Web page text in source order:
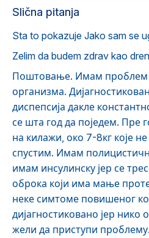
Slična pitanja
Sta to pokazuje Jako sam se
Zelim da budem zdrav kao dren
Поштовање. Имам
организма.
диспепсија дакле
се шта год да поједем. Пре
на килажи, око 7-8кг које
спустим. Имам
имам инсулинску јер се
оброка који има мање
неке симтоме повишеног
дијагностиковано јер
жели да приступи